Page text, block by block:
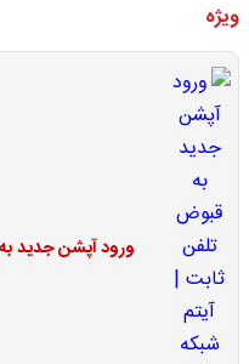
ویژه
ورود آپشن جدید